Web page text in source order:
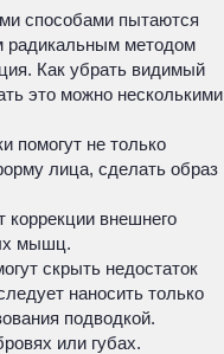
способами пытаются
радикальным методом
Как убрать видимый
это можно несколькими
помогут не только
лица, сделать образ
коррекции внешнего
мышц.
скрыть недостаток
наносить только
подводкой.
или губах.